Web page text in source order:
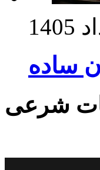
ساده
شرعی